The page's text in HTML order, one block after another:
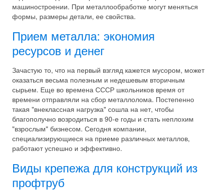
машиностроении. При металлообработке могут меняться
формы, размеры детали, ее свойства.
Прием металла: экономия
ресурсов и денег
Зачастую то, что на первый взгляд кажется мусором, может
оказаться весьма полезным и недешевым вторичным
сырьем. Еще во времена СССР школьников время от
времени отправляли на сбор металлолома. Постепенно
такая "внеклассная нагрузка" сошла на нет, чтобы
благополучно возродиться в 90-е годы и стать неплохим
"взрослым" бизнесом. Сегодня компании,
специализирующиеся на приеме различных металлов,
работают успешно и эффективно.
Виды крепежа для конструкций из
профтруб